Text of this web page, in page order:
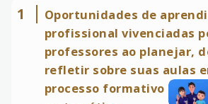
1
Oportunidades de
profissional vivenciadas
professores ao planejar,
refletir sobre suas aulas
processo formativo